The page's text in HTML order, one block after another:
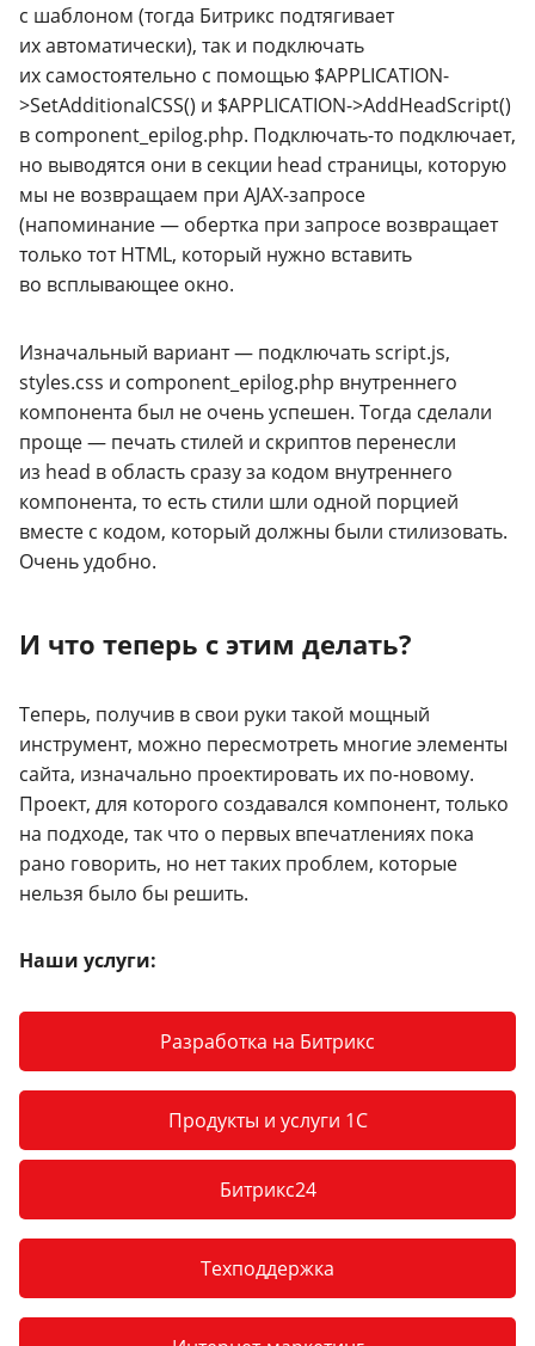
с шаблоном (тогда Битрикс подтягивает
их автоматически), так и подключать
их самостоятельно с помощью $APPLICATION-
>SetAdditionalCSS() и $APPLICATION->AddHeadScript()
в component_epilog.php. Подключать-то подключает,
но выводятся они в секции head страницы, которую
мы не возвращаем при AJAX-запросе
(напоминание — обертка при запросе возвращает
только тотHTML, который нужно вставить
во всплывающее окно.
Изначальный вариант — подключать script.js,
styles.css и component_epilog.php внутреннего
компонента был не очень успешен. Тогда сделали
проще — печать стилей и скриптов перенесли
из head в область сразу за кодом внутреннего
компонента, то есть стили шли одной порцией
вместе с кодом, который должны были стилизовать.
Очень удобно.
И что теперь с этим делать?
Теперь, получив в свои руки такой мощный
инструмент, можно пересмотреть многие элементы
сайта, изначально проектировать их по-новому.
Проект, для которого создавался компонент, только
на подходе, так что о первых впечатлениях пока
рано говорить, но нет таких проблем, которые
нельзя было бы решить.
Наши услуги:
Разработка на Битрикс
Продукты и услуги 1С
Битрикс24
Техподдержка